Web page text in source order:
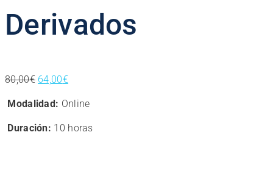
Derivados
80,00€ El
original
era:
64,00€El
actual
es:
Modalidad: Online
Duración: 10 horas